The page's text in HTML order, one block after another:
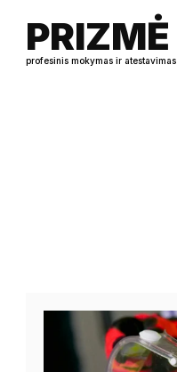
PRIZMĖ
profesinis mokymas ir atestavimas